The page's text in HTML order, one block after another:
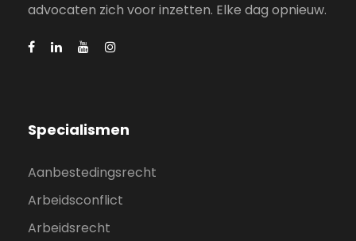
advocaten zich voor inzetten. Elke dag opnieuw.
Specialismen
Aanbestedingsrecht
Arbeidsconflict
Arbeidsrecht